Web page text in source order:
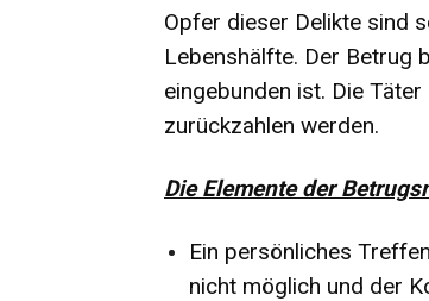
Opfer dieser Delikte sind
Lebenshälfte. Der Betrug
eingebunden ist. Die
zurückzahlen werden.
Die Elemente der
Ein persönliches
nicht möglich und der